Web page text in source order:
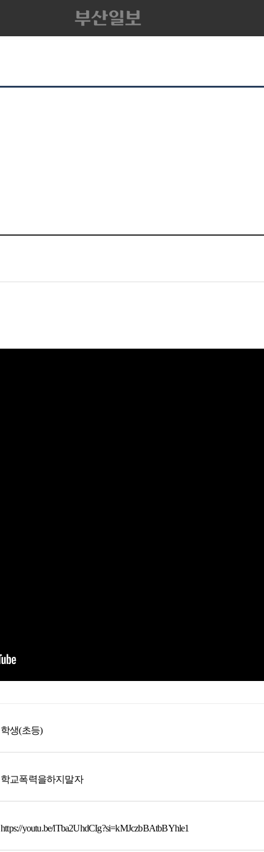
학생(초등)
학교폭력을하지말자
https://youtu.be/lTba2UhdCIg?si=kMJczbBAtbBYhle1